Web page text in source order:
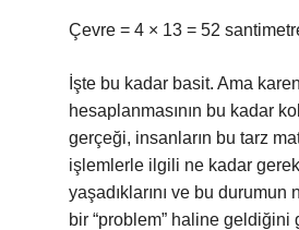
Çevre = 4 × 13 = 52
İşte bu kadar basit. Ama
hesaplanmasının bu kadar
gerçeği, insanların bu tarz
işlemlerle ilgili ne kadar
yaşadıklarını ve bu durumun
bir “problem” haline geldiğini